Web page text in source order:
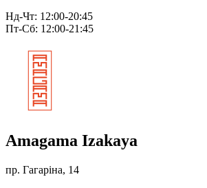
Нд-Чт: 12:00-20:45
Пт-Сб: 12:00-21:45
Amagama Izakaya
пр. Гагаріна, 14